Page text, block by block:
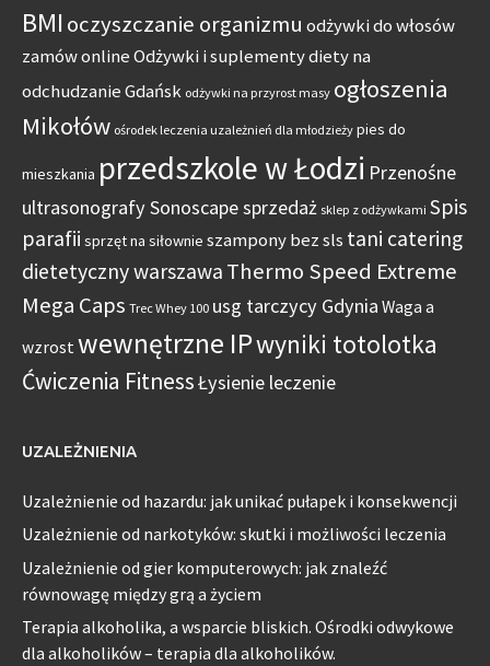
BMI oczyszczanie organizmu odżywki do włosów
zamów onlineOdżywki i suplementy diety na
odchudzanie Gdańsk odżywki na przyrost masy ogłoszenia
Mikołów ośrodek leczenia uzależnień dla młodzieży pies do
mieszkania przedszkole w Łodzi Przenośne
ultrasonografy Sonoscape sprzedaż sklep z odżywkami Spis
parafii sprzęt na siłownie szampony bez sls tani catering
dietetyczny warszawa Thermo Speed Extreme
Mega Caps Trec Whey 100 usg tarczycy Gdynia Waga a
wzrost wewnętrzne IPwyniki totolotka
Ćwiczenia FitnessŁysienie leczenie
UZALEŻNIENIA
Uzależnienie od hazardu: jak unikać pułapek i konsekwencji
Uzależnienie od narkotyków: skutki i możliwości leczenia
Uzależnienie od gier komputerowych: jak znaleźć
równowagę między grą a życiem
Terapia alkoholika, a wsparcie bliskich. Ośrodki odwykowe
dla alkoholików – terapia dla alkoholików.